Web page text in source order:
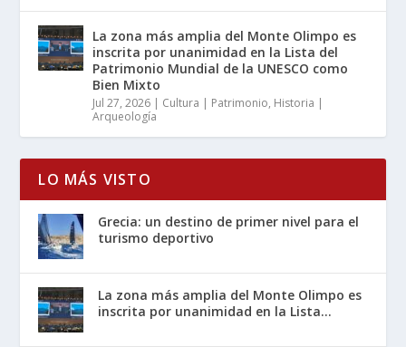
La zona más amplia del Monte Olimpo es
inscrita por unanimidad en la Lista del
Patrimonio Mundial de la UNESCO como
Bien Mixto
Jul 27, 2026 | Cultura | Patrimonio, Historia |
Arqueología
LO MÁS VISTO
Grecia: un destino de primer nivel para el
turismo deportivo
La zona más amplia del Monte Olimpo es
inscrita por unanimidad en la Lista...